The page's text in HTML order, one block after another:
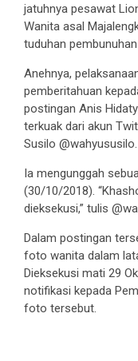
jatuhnya pesawat
Wanita asal
tuduhan
Anehnya,
pemberitahuan
postingan Anis
terkuak dari akun
Susilo @wahyususilo.
Ia mengunggah
(30/10/2018).
dieksekusi,” tulis
Dalam postingan
foto wanita dalam
Dieksekusi mati 29
notifikasi kepada
foto tersebut.